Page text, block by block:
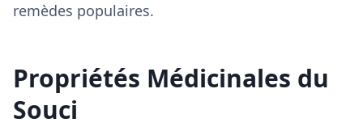
remèdes populaires.
Propriétés Médicinales du
Souci